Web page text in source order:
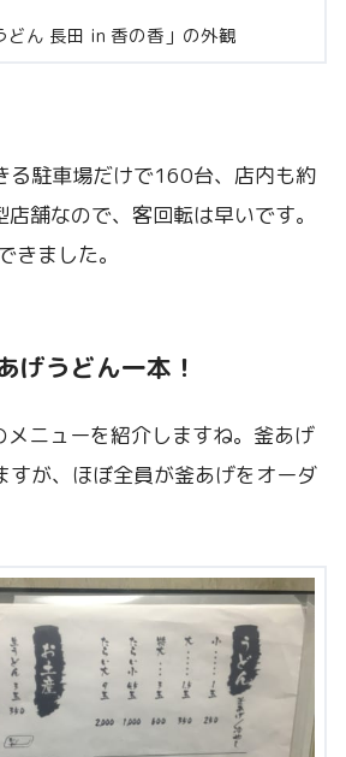
どん 長田 in 香の香」の外観
る駐車場だけで160台、店内も約
舗なので、客回転は早いです。
きました。
げうどん一本！
メニューを紹介しますね。釜あげ
すが、ほぼ全員が釜あげをオーダ